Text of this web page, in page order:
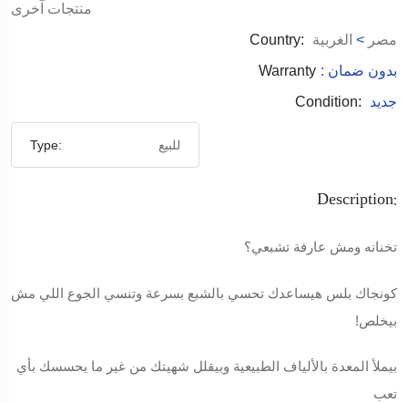
منتجات آخرى
Country:
مصر > الغربية
Warranty
: بدون ضمان
Condition:
جديد
Type: للبيع
Description:
تخنانه ومش عارفة تشبعي؟
كونجاك بلس هيساعدك تحسي بالشبع بسرعة وتنسي الجوع اللي مش
بيخلص!
بيملأ المعدة بالألياف الطبيعية وبيقلل شهيتك من غير ما يحسسك بأي
تعب